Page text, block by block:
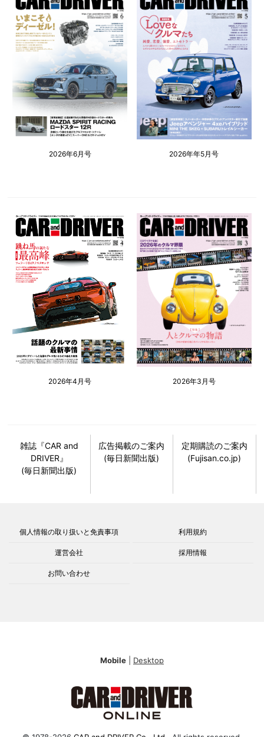
2026年6月号 2026年年5月号
2026年4月号 2026年3月号
雑誌『CAR and
DRIVER』
(毎日新聞出版)
広告掲載のご案内
(毎日新聞出版)
定期購読のご案内
(Fujisan.co.jp)
個人情報の取り扱いと免責事項 利用規約
運営会社 採用情報
お問い合わせ
Mobile Desktop